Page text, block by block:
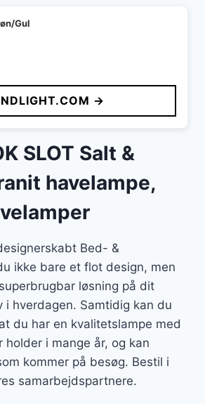
Gul
→
SLOT Salt &
havelampe,
Bed- &
ikke bare et flot design, men
løsning på dit
i hverdagen. Samtidig kan du
du har en kvalitetslampe med
i mange år, og kan
kommer på besøg. Bestil i
samarbejdspartnere.